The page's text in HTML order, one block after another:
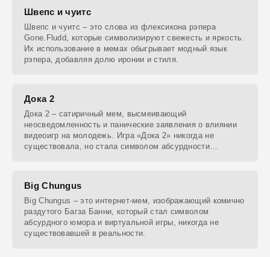
Швепс и чуитс
Швепс и чуитс – это слова из флексикона рэпера
Gone.Fludd, которые символизируют свежесть и яркость.
Их использование в мемах обыгрывает модный язык
рэпера, добавляя долю иронии и стиля.
Дока 2
Дока 2 – сатиричный мем, высмеивающий
неосведомленность и панические заявления о влиянии
видеоигр на молодежь. Игра «Дока 2» никогда не
существовала, но стала символом абсурдности
Big Chungus
Big Chungus – это интернет-мем, изображающий комично
раздутого Багза Банни, который стал символом
абсурдного юмора и виртуальной игры, никогда не
существовавшей в реальности.